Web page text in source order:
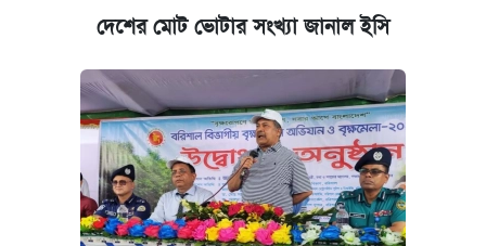
প্রতিষ্ঠান প্রধানদের ভাইভা শুরুর নির্দেশ শিক্ষামন্ত্রীর
কেমব্রিজ বিশ্ববিদ্যালয়ের এমবিএ স্কলারশিপে
আবেদন শুরু
দেশের মোট ভোটার সংখ্যা জানাল ইসি